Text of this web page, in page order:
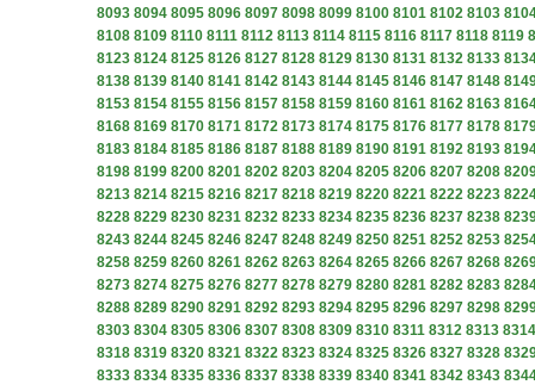
8093 8094 8095 8096 8097 8098 8099 8100 8101 8102 8103
8108 8109 8110 8111 8112 8113 8114 8115 8116 8117 8118 8119
8123 8124 8125 8126 8127 8128 8129 8130 8131 8132 8133
8138 8139 8140 8141 8142 8143 8144 8145 8146 8147 8148
8153 8154 8155 8156 8157 8158 8159 8160 8161 8162 8163
8168 8169 8170 8171 8172 8173 8174 8175 8176 8177 8178
8183 8184 8185 8186 8187 8188 8189 8190 8191 8192 8193
8198 8199 8200 8201 8202 8203 8204 8205 8206 8207 8208
8213 8214 8215 8216 8217 8218 8219 8220 8221 8222 8223
8228 8229 8230 8231 8232 8233 8234 8235 8236 8237 8238
8243 8244 8245 8246 8247 8248 8249 8250 8251 8252 8253
8258 8259 8260 8261 8262 8263 8264 8265 8266 8267 8268
8273 8274 8275 8276 8277 8278 8279 8280 8281 8282 8283
8288 8289 8290 8291 8292 8293 8294 8295 8296 8297 8298
8303 8304 8305 8306 8307 8308 8309 8310 8311 8312 8313 8314
8318 8319 8320 8321 8322 8323 8324 8325 8326 8327 8328
8333 8334 8335 8336 8337 8338 8339 8340 8341 8342 8343